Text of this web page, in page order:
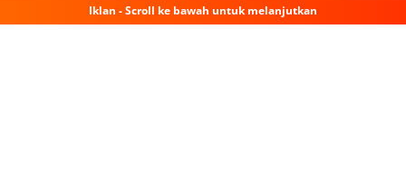
Iklan - Scroll ke bawah untuk melanjutkan